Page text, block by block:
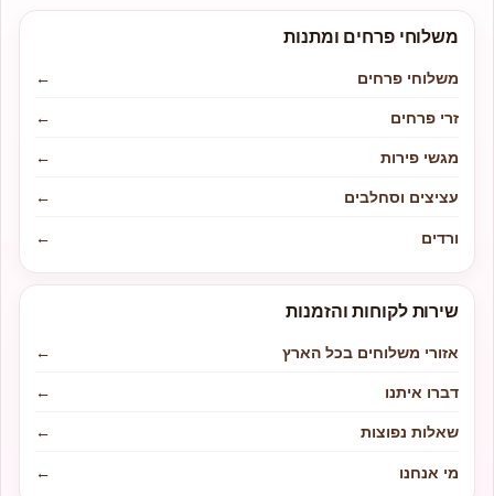
משלוחי פרחים ומתנות
משלוחי פרחים
←
זרי פרחים
←
מגשי פירות
←
עציצים וסחלבים
←
ורדים
←
שירות לקוחות והזמנות
אזורי משלוחים בכל הארץ
←
דברו איתנו
←
שאלות נפוצות
←
מי אנחנו
←